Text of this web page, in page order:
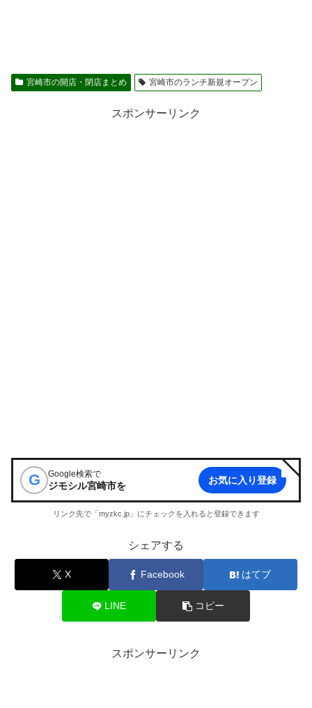
宮崎市の開店・閉店まとめ 宮崎市のランチ新規オープン
スポンサーリンク
G Google検索で
ジモシル宮崎市を お気に入り登録
リンク先で「myzkc.jp」にチェックを入れると登録できます
シェアする
X Facebook はてブ
LINE コピー
スポンサーリンク